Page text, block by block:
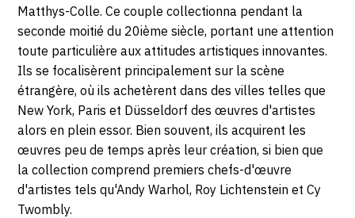
Matthys-Colle. Ce couple collectionna pendant la
seconde moitié du 20ième siècle, portant une attention
toute particulière aux attitudes artistiques innovantes.
Ils se focalisèrent principalement sur la scène
étrangère, où ils achetèrent dans des villes telles que
New York, Paris et Düsseldorf des œuvres d'artistes
alors en plein essor. Bien souvent, ils acquirent les
œuvres peu de temps après leur création, si bien que
la collection comprend premiers chefs-d'œuvre
d'artistes tels qu'Andy Warhol, Roy Lichtenstein et Cy
Twombly.